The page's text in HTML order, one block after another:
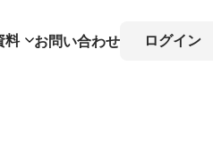
料 お問い合わせ ログイン